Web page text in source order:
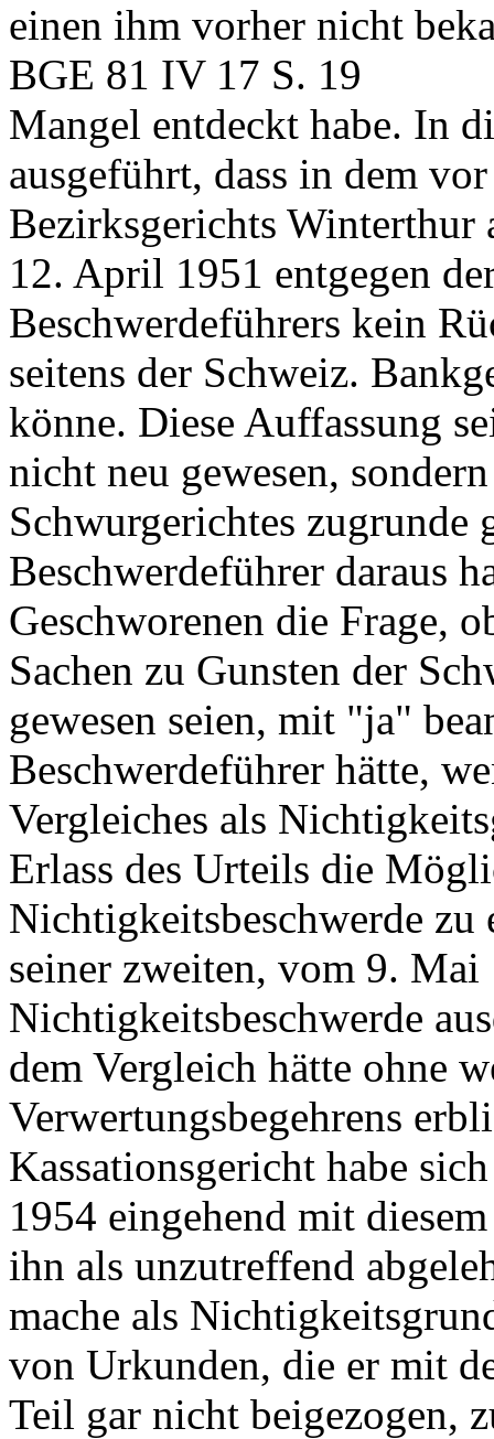
einen ihm vorher nicht
BGE 81 IV 17 S. 19
Mangel entdeckt habe. In
ausgeführt, dass in dem
Bezirksgerichts Winterthur
12. April 1951 entgegen
Beschwerdeführers kein
seitens der Schweiz.
könne. Diese Auffassung
nicht neu gewesen,
Schwurgerichtes zugrunde
Beschwerdeführer daraus
Geschworenen die Frage,
Sachen zu Gunsten der
gewesen seien, mit "ja"
Beschwerdeführer hätte,
Vergleiches als
Erlass des Urteils die
Nichtigkeitsbeschwerde zu
seiner zweiten, vom 9. Mai
Nichtigkeitsbeschwerde
dem Vergleich hätte ohne
Verwertungsbegehrens
Kassationsgericht habe
1954 eingehend mit
ihn als unzutreffend
mache als
von Urkunden, die er mit
Teil gar nicht beigezogen,